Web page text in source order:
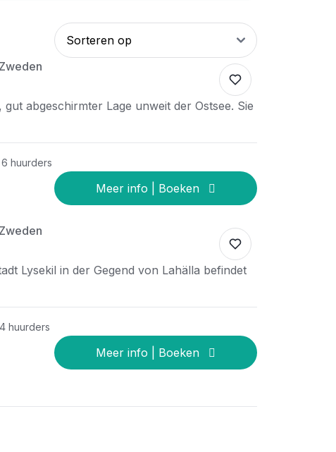
abgeschirmter Lage unweit der Ostsee. Sie
huurders
Lysekil in der Gegend von Lahälla befindet
huurders